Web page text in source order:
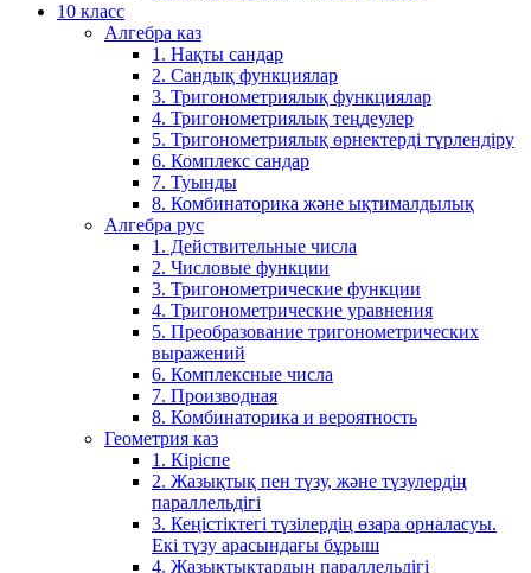
10 класс
Алгебра каз
1. Нақты сандар
2. Сандық функциялар
3. Тригонометриялық функциялар
4. Тригонометриялық теңдеулер
5. Тригонометриялық өрнектерді түрлендіру
6. Комплекс сандар
7. Туынды
8. Комбинаторика және ықтималдылық
Алгебра рус
1. Действительные числа
2. Числовые функции
3. Тригонометрические функции
4. Тригонометрические уравнения
5. Преобразование тригонометрических
выражений
6. Комплексные числа
7. Производная
8. Комбинаторика и вероятность
Геометрия каз
1. Кіріспе
2. Жазықтық пен түзу, және түзулердің
параллельдігі
3. Кеңістіктегі түзілердің өзара орналасуы.
Екі түзу арасындағы бұрыш
4. Жазықтықтардың параллельдігі